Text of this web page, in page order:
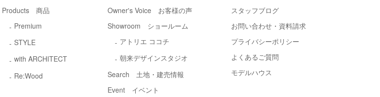
Products 商品
Premium
STYLE
with ARCHITECT
Re:Wood
Owner's Voice お客様の声
Showroom ショールーム
アトリエ ココチ
朝来デザインスタジオ
Search 土地・建売情報
Event イベント
スタッフブログ
お問い合わせ・資料請求
プライバシーポリシー
よくあるご質問
モデルハウス